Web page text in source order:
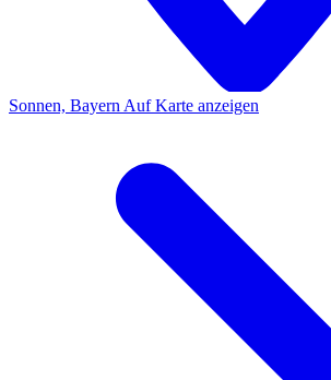
Sonnen, Bayern Auf Karte anzeigen